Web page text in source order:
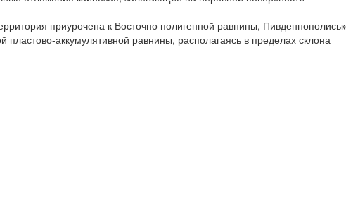
приурочена к Восточно полигенной равнины,
пластово-аккумулятивной равнины, располагаясь в пределах склона